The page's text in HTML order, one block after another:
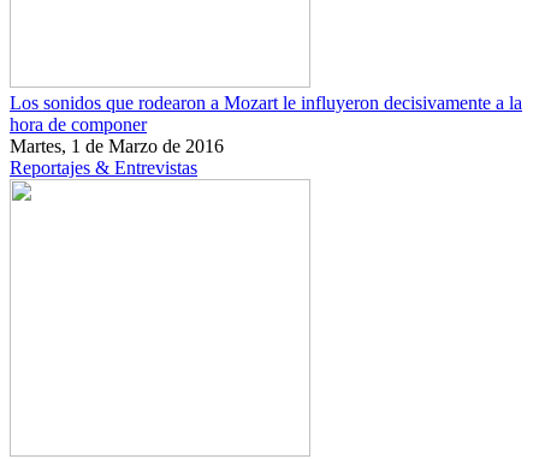
Los sonidos que rodearon a Mozart le influyeron decisivamente a la
hora de componer
Martes, 1 de Marzo de 2016
Reportajes & Entrevistas